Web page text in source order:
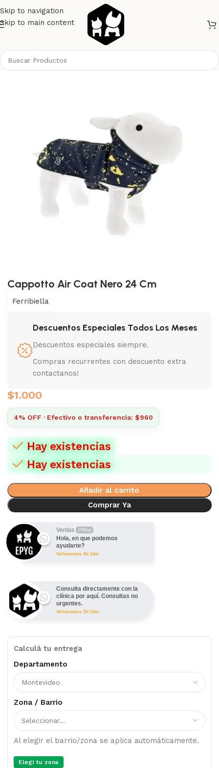
Skip to navigation
Skip to main content
Cappotto Air Coat Nero 24 Cm
Ferribiella
Descuentos Especiales Todos Los Meses
Descuentos especiales siempre.
Compras recurrentes con descuento extra
contactanos!
$1.000
4% OFF · Efectivo o transferencia: $960
Hay existencias
Hay existencias
Añadir al carrito
Comprar Ya
Ventas Offline
Hola, en que podemos
ayudarte?
Volveremos 4h:14m
Consulta directamente con la
clínica por aquí. Consultas no
urgentes.
Volveremos 5h:14m
Calculá tu entrega
Departamento
Zona / Barrio
Al elegir el barrio/zona se aplica automáticamente.
Elegí tu zona